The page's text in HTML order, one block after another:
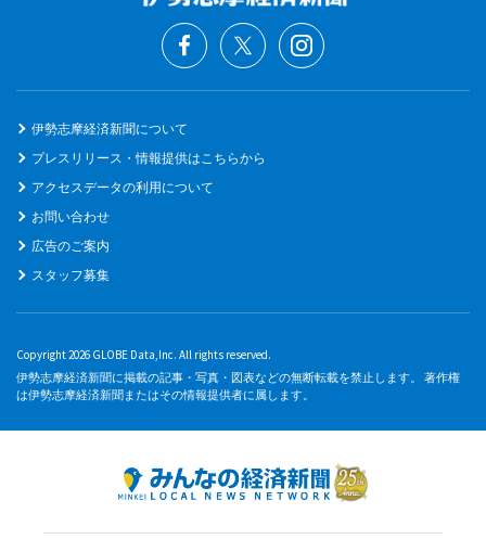
伊勢志摩経済新聞について
プレスリリース・情報提供はこちらから
アクセスデータの利用について
お問い合わせ
広告のご案内
スタッフ募集
Copyright 2026 GLOBE Data,Inc. All rights reserved.
伊勢志摩経済新聞に掲載の記事・写真・図表などの無断転載を禁止します。 著作権
は伊勢志摩経済新聞またはその情報提供者に属します。